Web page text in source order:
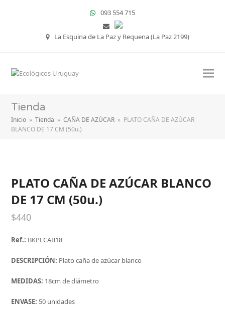
093 554 715
La Esquina de La Paz y Requena (La Paz 2199)
Tienda
Inicio » Tienda » CAÑA DE AZÚCAR » PLATO CAÑA DE AZÚCAR
BLANCO DE 17 CM (50u.)
PLATO CAÑA DE AZÚCAR BLANCO
DE 17 CM (50u.)
$440
Ref.: BKPLCAB18
DESCRIPCIÓN: Plato caña de azúcar blanco
MEDIDAS: 18cm de diámetro
ENVASE: 50 unidades